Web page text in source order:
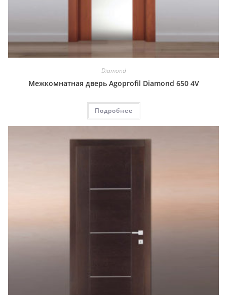
Diamond
Межкомнатная дверь Agoprofil Diamond 650 4V
Подробнее